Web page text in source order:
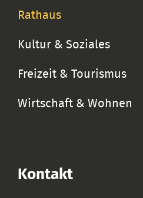
Rathaus
Kultur & Soziales
Freizeit & Tourismus
Wirtschaft & Wohnen
Kontakt